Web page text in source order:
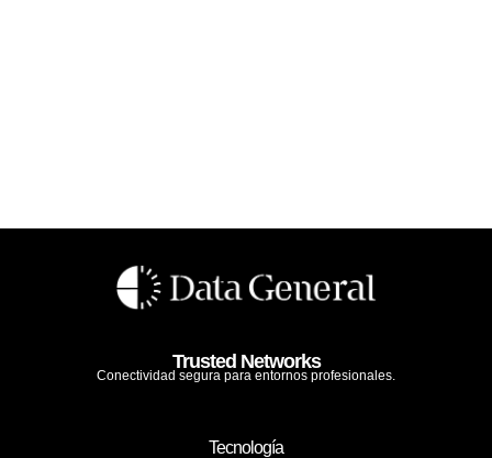
Trusted Networks
Conectividad segura para entornos profesionales.
Tecnología